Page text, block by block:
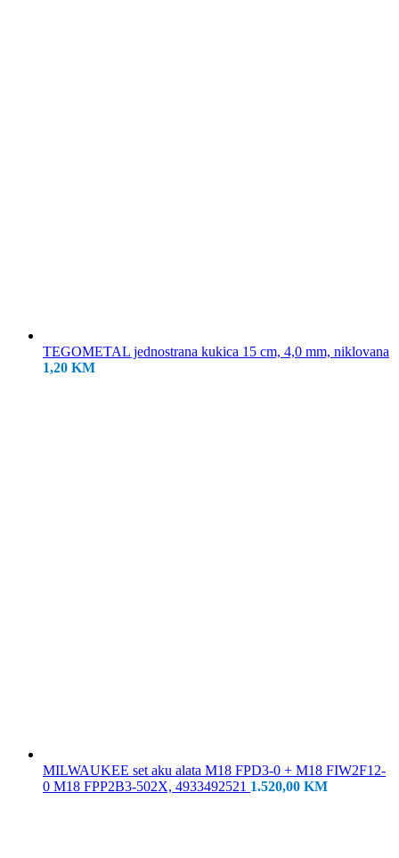
TEGOMETAL jednostrana kukica 15 cm, 4,0 mm, niklovana
1,20 KM
MILWAUKEE set aku alata M18 FPD3-0 + M18 FIW2F12-
0 M18 FPP2B3-502X, 4933492521 1.520,00 KM